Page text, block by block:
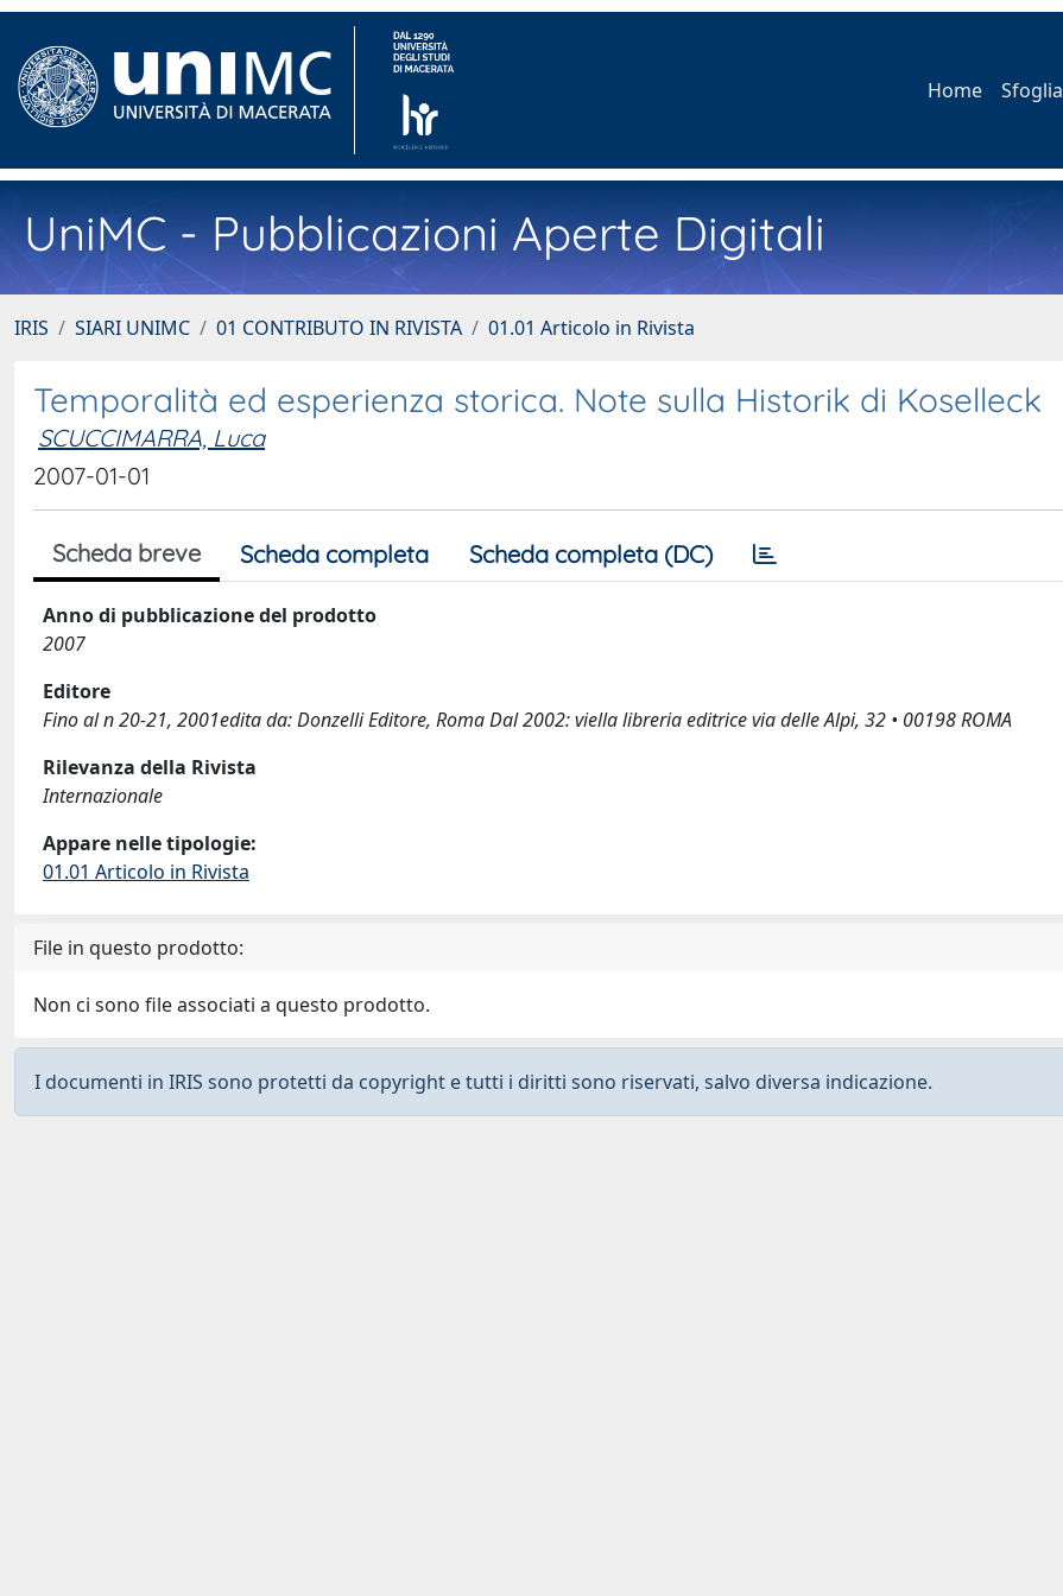
Home Sfoglia
UniMC - Pubblicazioni Aperte Digitali
IRIS SIARI UNIMC 01 CONTRIBUTO IN RIVISTA 01.01 Articolo in Rivista
Temporalità ed esperienza storica. Note sulla Historik di Koselleck
SCUCCIMARRA, Luca
2007-01-01
Scheda breve Scheda completa Scheda completa (DC)
Anno di pubblicazione del prodotto
2007
Editore
Fino al n 20-21, 2001edita da: Donzelli Editore, Roma Dal 2002: viella libreria editrice via delle Alpi, 32 • 00198 ROMA
Rilevanza della Rivista
Internazionale
Appare nelle tipologie:
01.01 Articolo in Rivista
File in questo prodotto:
Non ci sono file associati a questo prodotto.
I documenti in IRIS sono protetti da copyright e tutti i diritti sono riservati, salvo diversa indicazione.